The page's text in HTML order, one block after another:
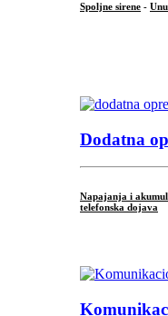
Spoljne sirene -
Dodatna
Napajanja i
telefonska dojava